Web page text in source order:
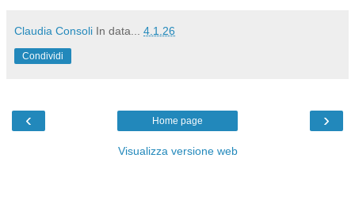
Claudia Consoli In data... 4.1.26
Condividi
‹ ›
Home page
Visualizza versione web